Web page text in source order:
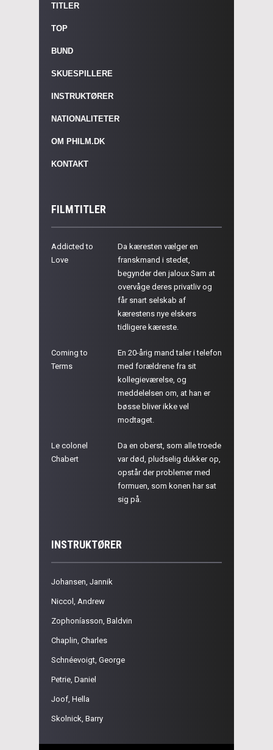
TITLER
TOP
BUND
SKUESPILLERE
INSTRUKTØRER
NATIONALITETER
OM PHILM.DK
KONTAKT
FILMTITLER
Addicted to
Love
Da kæresten vælger en
franskmand i stedet,
begynder den jaloux Sam at
overvåge deres privatliv og
får snart selskab af
kærestens nye elskers
tidligere kæreste.
Coming to
Terms
En 20-årig mand taler i telefon
med forældrene fra sit
kollegieværelse, og
meddelelsen om, at han er
bøsse bliver ikke vel
modtaget.
Le colonel
Chabert
Da en oberst, som alle troede
var død, pludselig dukker op,
opstår der problemer med
formuen, som konen har sat
sig på.
INSTRUKTØRER
Johansen, Jannik
Niccol, Andrew
Zophoníasson, Baldvin
Chaplin, Charles
Schnéevoigt, George
Petrie, Daniel
Joof, Hella
Skolnick, Barry